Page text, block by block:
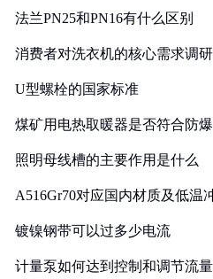
法兰PN25和PN16有什么区别
消费者对洗衣机的核心需求调
U型螺栓的国家标准
煤矿用电热取暖器是否符合防
照明母线槽的主要作用是什么
A516Gr70对应国内材质及低温
镀镍钢带可以过多少电流
计量泵如何达到控制和调节流